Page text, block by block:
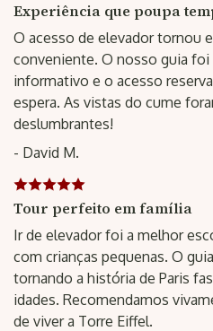
Experiência que poupa
O acesso de elevador tornou
conveniente. O nosso guia
informativo e o acesso
espera. As vistas do cume
deslumbrantes!
- David M.
Tour perfeito em família
Ir de elevador foi a melhor
com crianças pequenas. O
tornando a história de Paris
idades. Recomendamos
de viver a Torre Eiffel.